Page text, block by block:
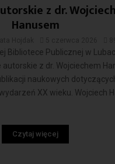
z dr.
Hanusem
Bibliotece Publicznej w
autorskie z dr. Wojciechem
naukowych
XX wieku. Wojciech
Czytaj więcej